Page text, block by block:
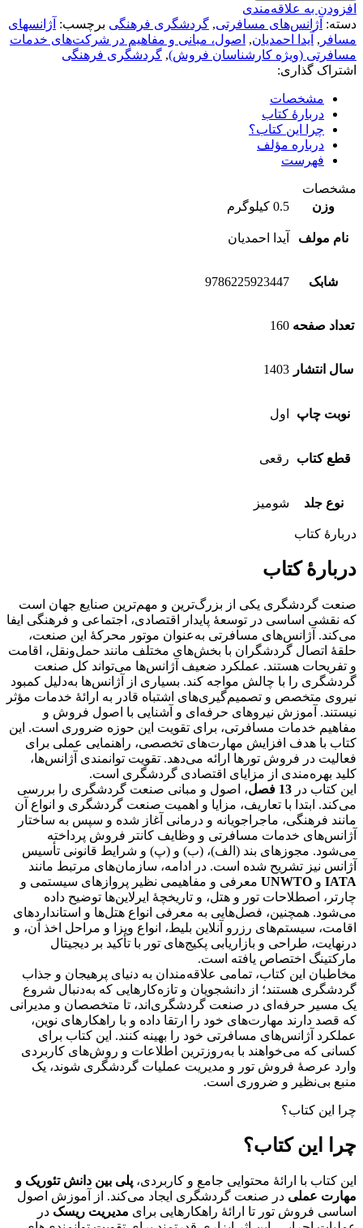
افزودن به علاقه‌مندی
دسته: آژانس‌های مسافرتی, گردشگری فرهنگی برچسب: آژانسهای
مسافر , آیدا احمدیان, اصول، مبانی و مفاهیم در شرکت‌های خدمات
مسافرتی (ویژه کارشناسان فروش), گردشگری فرهنگی
اشتراک گذاری:
مشخصات
دربارهٔ کتاب
چرا این کتاب؟
درباره مؤلف
فهرست
مشخصات
وزن
0.5 کیلوگرم
نام مولف آیدا احمدیان
شابک 9786225923447
تعداد صفحه 160
سال انتشار 1403
نوبت چاپ اول
قطع کتاب رقعی
نوع جلد شومیز
دربارهٔ کتاب
دربارهٔ کتاب
صنعت گردشگری یکی از بزرگ‌ترین و مهم‌ترین صنایع جهان است
که نقشی اساسی در توسعۀ پایدار اقتصادی، اجتماعی و فرهنگی ایفا
می‌کند. آژانس‌های مسافرتی به‌عنوان موتور محرکۀ این صنعت،
حلقۀ اتصال گردشگران با بخش‌های مختلف مانند حمل‌ونقل، اقامت
و تفریحات هستند. عملکرد ضعیف آژانس‌ها می‌تواند کل صنعت
گردشگری را با چالش مواجه کند. بسیاری از آژانس‌ها به‌دلیل کمبود
نیروی متخصص و تصمیم‌گیری‌های اشتباه قادر به ارائۀ خدمات مؤثر
نیستند. آموزش نیروهای حرفه‌ای و آشنایی با اصول فروش و
مفاهیم خدمات مسافرتی، برای تقویت این حوزه ضروری است. این
کتاب با هدف افزایش مهارت‌های تخصصی، راهنمایی عملی برای
فعالیت در فروش تورها ارائه می‌دهد. تقویت توانمندی آژانس‌ها،
کلید بهره‌مندی از مزایای اقتصادی گردشگری است.
این کتاب در 13 فصل
، اصول و مبانی صنعت گردشگری را بررسی
می‌کند. ابتدا با تعاریف، مزایا و اهمیت صنعت گردشگری و انواع آن
مانند فرهنگی، ماجراجویانه و درمانی آغاز شده و سپس به ساختار
آژانس‌های خدمات مسافرتی و وظایف کانتر فروش پرداخته
می‌شود. مجوزهای بند (الف)، (ب) و (پ) و شرایط قانونی تأسیس
آژانس نیز تشریح شده است. در ادامه، سازمان‌های مرتبط مانند
IATA و UNWTO معرفی و مفاهیمی نظیر پروازهای سیستمی و
چارتر، اصطلاحات تور و هتل، و تاریخچۀ ایرلاین‌ها توضیح داده
می‌شود. همچنین، فصل‌هایی به معرفی انواع هتل‌ها و استانداردهای
اقامت، سیستم‌های رزرو آنلاین بلیط، انواع ویزا و مراحل اخذ آن، و
درنهایت، طراحی و بازاریابی پکیج‌های تور با تأکید بر دیجیتال
مارکتینگ اختصاص یافته است.
مخاطبان این کتاب، تمامی علاقه‌مندان به دنیای پرهیجان و جذاب
گردشگری هستند؛ از دانشجویان و تازه‌کارهایی که به‌دنبال شروع
یک مسیر حرفه‌ای در صنعت گردشگری‌اند، تا متخصصان و مدیرانی
که قصد دارند مهارت‌های خود را ارتقا داده و با راهکارهای نوین،
عملکرد آژانس‌های مسافرتی خود را بهینه کنند. این کتاب برای
کسانی که می‌خواهند با به‌روزترین اطلاعات و روش‌های کاربردی
وارد عرصۀ فروش تور و مدیریت عملیات گردشگری شوند، یک
منبع بی‌نظیر و ضروری است.
چرا این کتاب؟
چرا این کتاب؟
این کتاب با ارائۀ محتوایی جامع و کاربردی، پلی بین دانش تئوریک و
مهارت عملی در صنعت گردشگری ایجاد می‌کند. از آموزش اصول
اساسی فروش تور تا ارائۀ راهکارهایی برای مدیریت ریسک در